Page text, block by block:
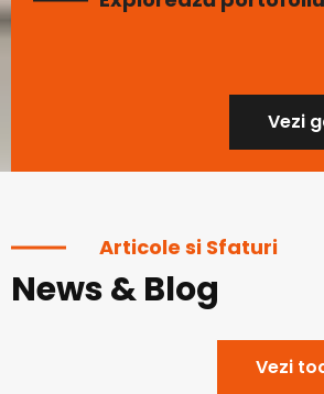
Vezi
Articole si Sfaturi
News & Blog
Vezi